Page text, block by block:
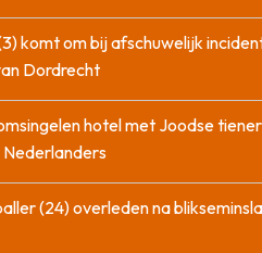
komt om bij afschuwelijk
Dordrecht
hotel met Joodse
(24) overleden na